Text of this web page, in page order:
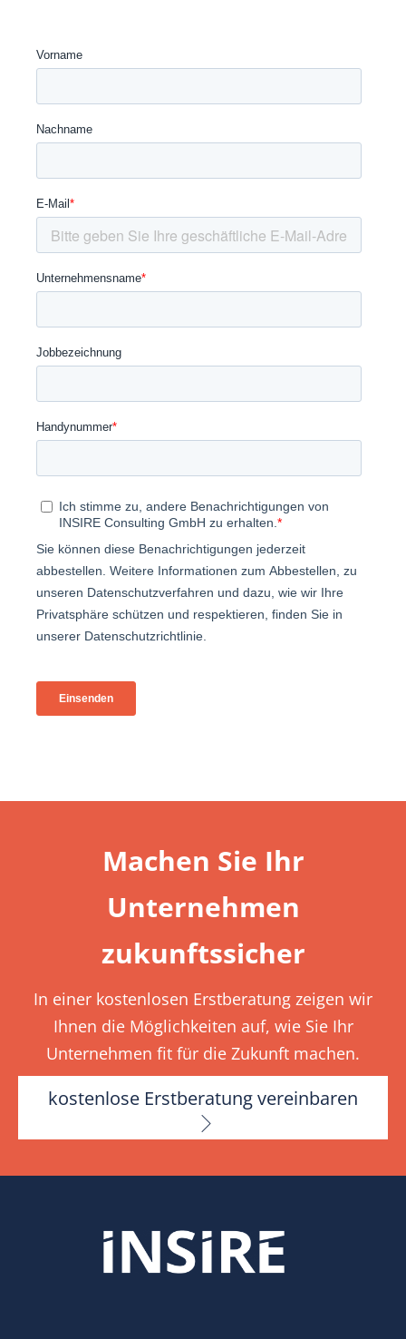
Machen Sie Ihr
Unternehmen
zukunftssicher
In einer kostenlosen Erstberatung zeigen wir
Ihnen die Möglichkeiten auf, wie Sie Ihr
Unternehmen fit für die Zukunft machen.
kostenlose Erstberatung vereinbaren